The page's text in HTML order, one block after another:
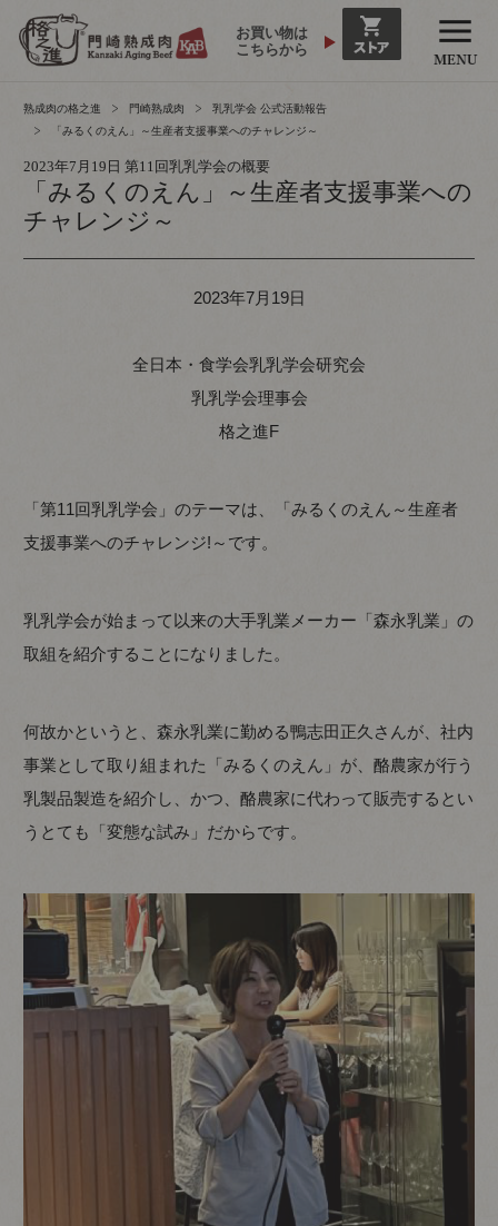
お買い物は
こちらから
熟成肉の格之進 門崎熟成肉
乳乳学会 公式活動報告
「みるくのえん」～生産者支援事業へのチャレンジ～
2023年7月19日 第11回乳乳学会の概要
「みるくのえん」～生産者支援事業への
チャレンジ～
2023年7月19日
全日本・食学会乳乳学会研究会
乳乳学会理事会
格之進F
「第11回乳乳学会」のテーマは、「みるくのえん～生産者
支援事業へのチャレンジ!～です。
乳乳学会が始まって以来の大手乳業メーカー「森永乳業」の
取組を紹介することになりました。
何故かというと、森永乳業に勤める鴨志田正久さんが、社内
事業として取り組まれた「みるくのえん」が、酪農家が行う
乳製品製造を紹介し、かつ、酪農家に代わって販売するとい
うとても「変態な試み」だからです。